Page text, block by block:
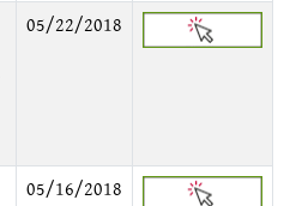
05/22/2018
05/16/2018